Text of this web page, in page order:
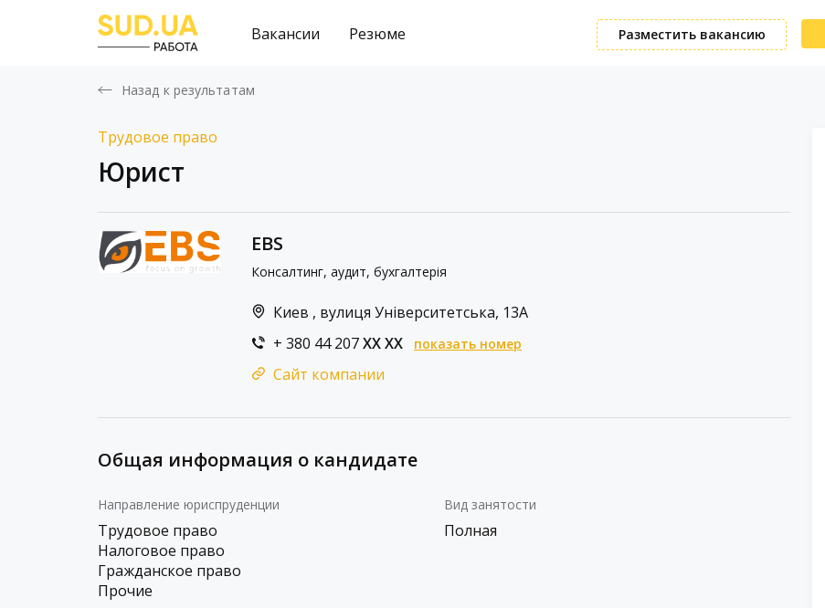
Вакансии Резюме Разместить вакансию
Назад к результатам
Трудовое право
Юрист
EBS
Консалтинг, аудит, бухгалтерія
Киев , вулиця Університетська, 13А
+ 380 44 207XX XX показать номер
Сайт компании
Общая информация о кандидате
Направление юриспруденции
Трудовое право
Налоговое право
Гражданское право
Прочие
Вид занятости
Полная